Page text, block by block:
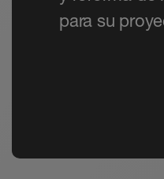
para su